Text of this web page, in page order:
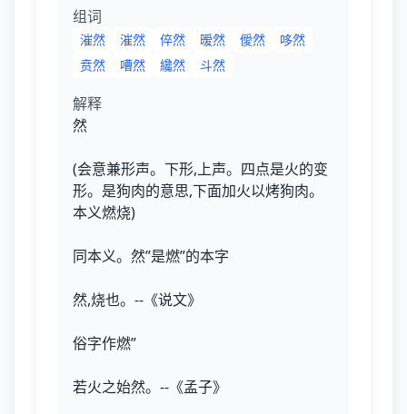
组词
漼然 漼然 倅然 暧然 僾然
哆然
贲然
嘈然 纔然 斗然
解释
然
(会意兼形声。下形,上声。四点是火的变
形。是狗肉的意思,下面加火以烤狗肉。
本义燃烧)
同本义。然”是燃”的本字
然,烧也。--《说文》
俗字作燃”
若火之始然。--《孟子》